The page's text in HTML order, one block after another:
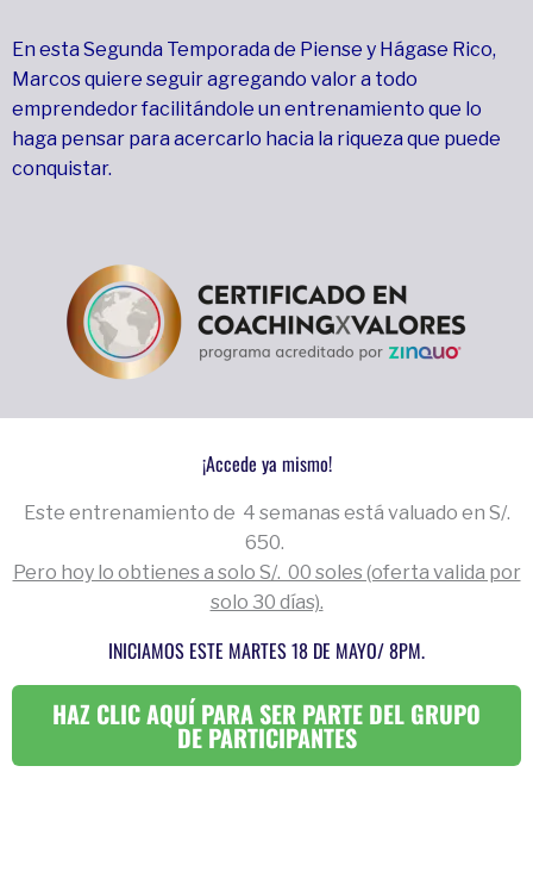
En esta Segunda Temporada de Piense y Hágase Rico,
Marcos quiere seguir agregando valor a todo
emprendedor facilitándole un entrenamiento que lo
haga pensar para acercarlo hacia la riqueza que puede
conquistar.
¡Accede ya mismo!
Este entrenamiento de 4 semanas está valuado en S/.
650.
Pero hoy lo obtienes a solo S/. 00 soles (oferta valida por
solo 30 días).
INICIAMOS ESTE MARTES 18 DE MAYO/ 8PM.
HAZ CLIC AQUÍ PARA SER PARTE DEL GRUPO
DE PARTICIPANTES